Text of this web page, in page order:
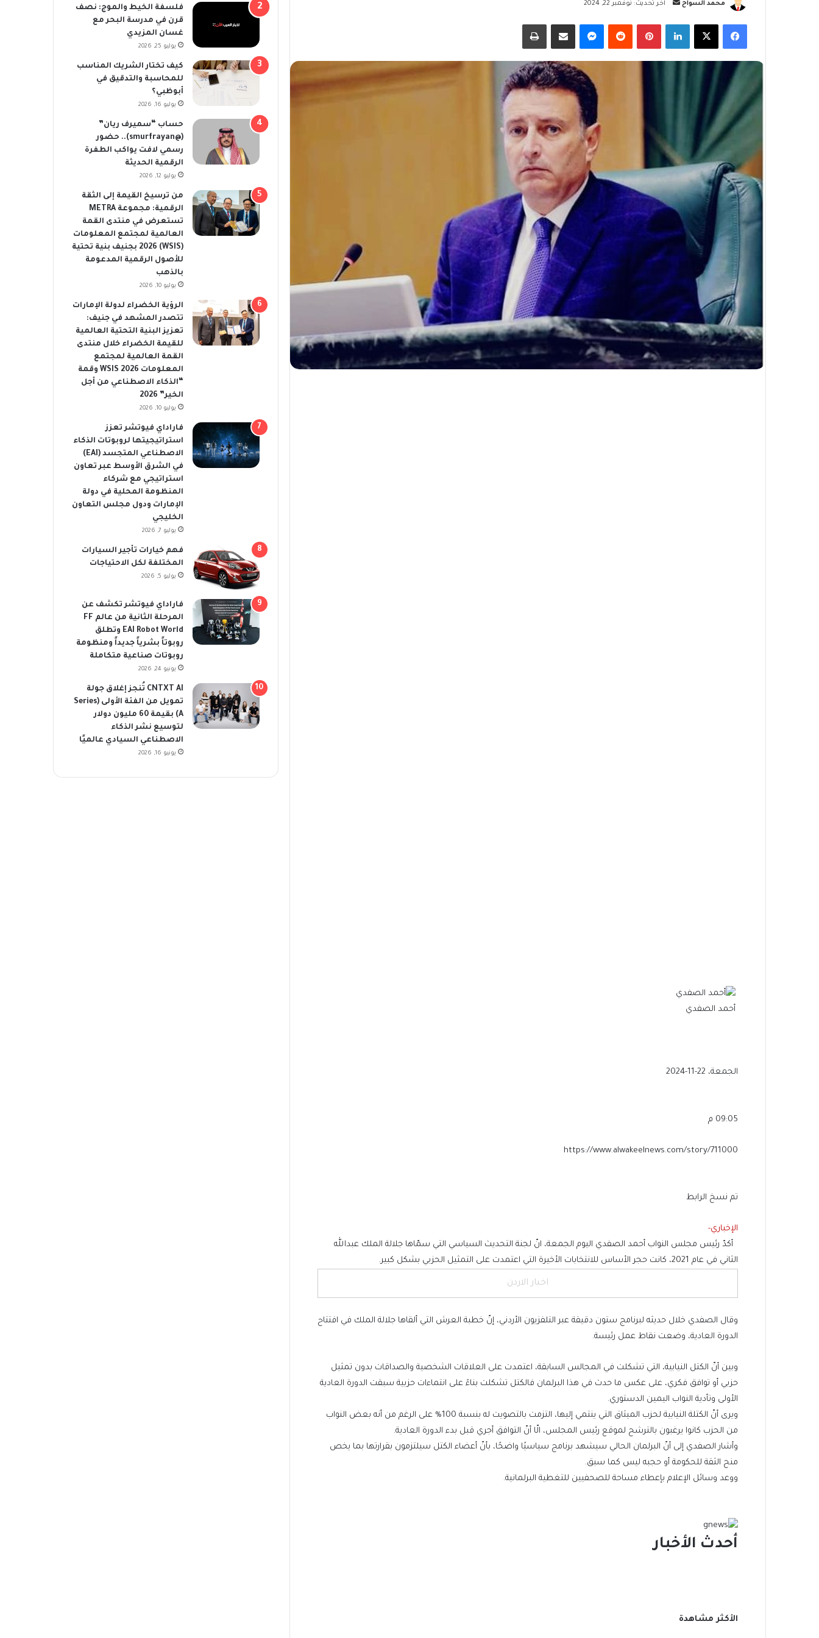
محمد السواح
أرسل
إلكترونيا
آخر تحديث: نوفمبر 22, 2024
فيسبوك‫X لينكدإن بينتيريست ماسنجر مشاركة عبر البريد طباعة
أحمد الصفدي
الجمعة، 22-11-2024
09:05 م
https://www.alwakeelnews.com/story/711000
تم نسخ الرابط
الإخباري-
أكدّ رئيس مجلس النواب أحمد الصفدي اليوم الجمعة، انّ لجنة التحديث السياسي التي سمّاها جلالة الملك عبدالله
الثاني في عام 2021، كانت حجر الأساس للانتخابات الأخيرة التي اعتمدت على التمثيل الحزبي بشكل كبير.
اخبار الاردن
وقال الصفدي خلال حديثه لبرنامج ستون دقيقة عبر التلفزيون الأردني، إنّ خطبة العرش التي ألقاها جلالة الملك في افتتاح
الدورة العادية، وضعت نقاط عمل رئيسة.
وبين أنّ الكتل النيابية، التي تشكلت في المجالس السابقة، اعتمدت على العلاقات الشخصية والصداقات بدون تمثيل
حزبي أو توافق فكري، على عكس ما حدث في هذا البرلمان فالكتل تشكلت بناءً على انتماءات حزبية سبقت الدورة العادية
الأولى وتأدية النواب اليمين الدستوري.
ويرى أنّ الكتلة النيابية لحزب الميثاق التي ينتمي إليها، التزمت بالتصويت له بنسبة 100% على الرغم من أنه بعض النواب
من الحزب كانوا يرغبون بالترشح لموقع رئيس المجلس، الّا أنّ التوافق أجري قبل بدء الدورة العادية.
وأشار الصفدي إلى أنّ البرلمان الحالي سيشهد برنامج سياسيًا واضحًا، بأنّ أعضاء الكتل سيلتزمون بقرارتها بما يخص
منح الثقة للحكومة أو حجبه ليس كما سبق.
ووعد وسائل الإعلام بإعطاء مساحة للصحفيين للتغطية البرلمانية.
أحدث الأخبار
الأكثر مشاهدة
فلسفة الخيط والموج: نصف
قرن في مدرسة البحر مع
غسان المزيدي
يوليو 25, 2026
كيف تختار الشريك المناسب
للمحاسبة والتدقيق في
أبوظبي؟
يوليو 16, 2026
حساب “سميرف ريان”
(@smurfrayan).. حضور
رسمي لافت يواكب الطفرة
الرقمية الحديثة
يوليو 12, 2026
من ترسيخ القيمة إلى الثقة
الرقمية: مجموعة METRA
تستعرض في منتدى القمة
العالمية لمجتمع المعلومات
(WSIS) 2026 بجنيف بنية تحتية
للأصول الرقمية المدعومة
بالذهب
يوليو 10, 2026
الرؤية الخضراء لدولة الإمارات
تتصدر المشهد في جنيف:
تعزيز البنية التحتية العالمية
للقيمة الخضراء خلال منتدى
القمة العالمية لمجتمع
المعلومات WSIS 2026 وقمة
“الذكاء الاصطناعي من أجل
الخير” 2026
يوليو 10, 2026
فاراداي فيوتشر تعزز
استراتيجيتها لروبوتات الذكاء
الاصطناعي المتجسد (EAI)
في الشرق الأوسط عبر تعاون
استراتيجي مع شركاء
المنظومة المحلية في دولة
الإمارات ودول مجلس التعاون
الخليجي
يوليو 7, 2026
فهم خيارات تأجير السيارات
المختلفة لكل الاحتياجات
يوليو 5, 2026
فاراداي فيوتشر تكشف عن
المرحلة الثانية من عالم FF
EAI Robot World وتطلق
روبوتاً بشرياً جديداً ومنظومة
روبوتات صناعية متكاملة
يونيو 24, 2026
CNTXT AI تُنجز إغلاق جولة
تمويل من الفئة الأولى (Series
A) بقيمة 60 مليون دولار
لتوسيع نشر الذكاء
الاصطناعي السيادي عالميًا
يونيو 16, 2026